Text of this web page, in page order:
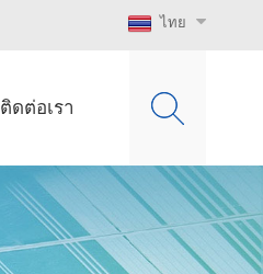
ไทย
ติดต่อเรา